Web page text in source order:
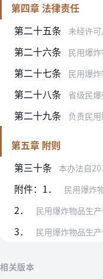
第四章 法律责任
第二十五条
未经许可从事民用爆炸物品生
第二十六条 民用爆炸物品生产企业有下列行
第二十七条 民用爆炸物品生产企
第二十八条 省级民爆行业主管部
第二十九条 负责民用爆炸物品生产许可的工
第五章 附则
第三十条
本办法自2019年1月1日起施行。原国
附件：1． 民用爆炸
2． 民用爆炸物品生
3． 民用爆炸物品生
相关版本